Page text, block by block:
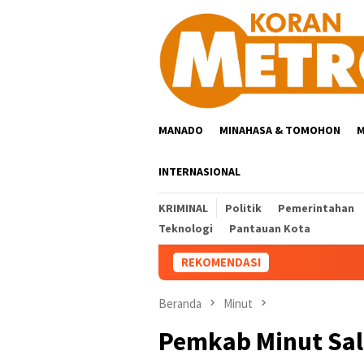
MANADO MINAHASA & TOMOHON
INTERNASIONAL
KRIMINAL Politik
Pemerintahan
Teknologi
Pantauan Kota
REKOMENDASI
Beranda Minut
Pemkab Minut